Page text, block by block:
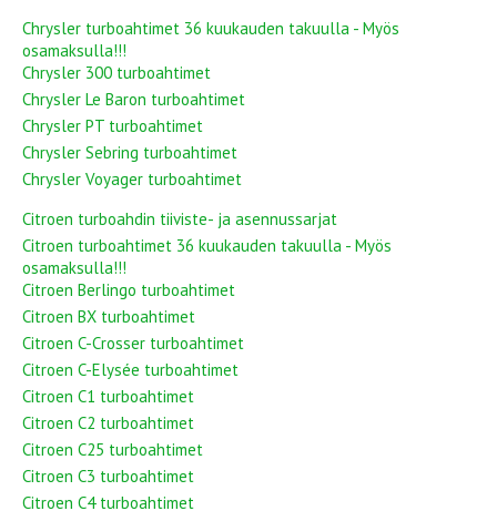
Chrysler turboahtimet 36 kuukauden takuulla - Myös
osamaksulla!!!
Chrysler 300 turboahtimet
Chrysler Le Baron turboahtimet
Chrysler PT turboahtimet
Chrysler Sebring turboahtimet
Chrysler Voyager turboahtimet
Citroen turboahdin tiiviste- ja asennussarjat
Citroen turboahtimet 36 kuukauden takuulla - Myös
osamaksulla!!!
Citroen Berlingo turboahtimet
Citroen BX turboahtimet
Citroen C-Crosser turboahtimet
Citroen C-Elysée turboahtimet
Citroen C1 turboahtimet
Citroen C2 turboahtimet
Citroen C25 turboahtimet
Citroen C3 turboahtimet
Citroen C4 turboahtimet